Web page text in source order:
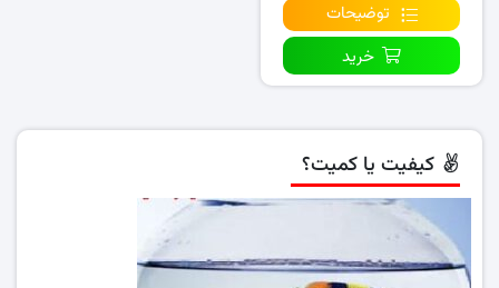
توضیحات
خرید
کیفیت یا کمیت؟